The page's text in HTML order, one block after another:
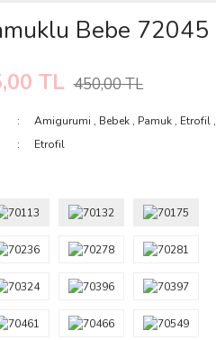
Bebe 72045
TL 450,00 TL
Amigurumi , Bebek , Pamuk , Etrofil,
Etrofil